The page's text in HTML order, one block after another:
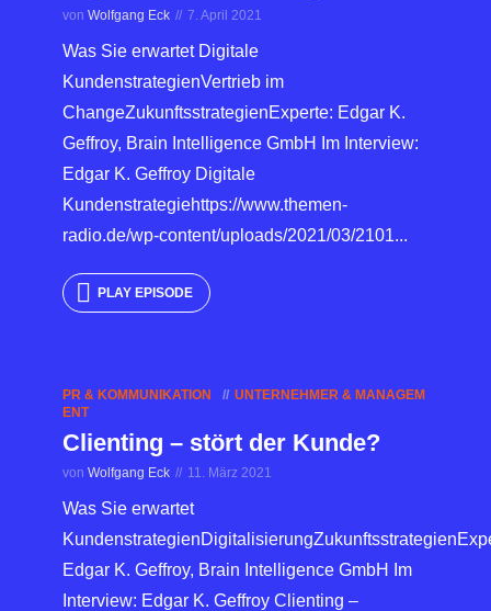
von Wolfgang Eck 7. April 2021
Was Sie erwartet Digitale
KundenstrategienVertrieb im
ChangeZukunftsstrategienExperte: Edgar K.
Geffroy, Brain Intelligence GmbH Im Interview:
Edgar K. Geffroy Digitale
Kundenstrategiehttps://www.themen-
radio.de/wp-content/uploads/2021/03/2101...
PLAY EPISODE
PR & KOMMUNIKATION
UNTERNEHMER & MANAGEM
ENT
Clienting – stört der Kunde?
von Wolfgang Eck 11. März 2021
Was Sie erwartet
Edgar K. Geffroy, Brain Intelligence GmbH Im
Interview: Edgar K. Geffroy Clienting –